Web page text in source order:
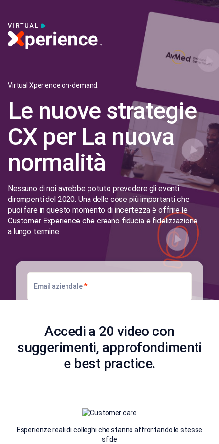
Virtual Xperience on-demand:
Le nuove strategie
CX per La nuova
normalità
Nessuno di noi avrebbe potuto prevedere gli eventi
dirompenti del 2020. Una delle cose più importanti che
puoi fare in questo momento di incertezza è offrire le
Customer Experience che creano fiducia e fidelizzazione
a lungo termine.
Email aziendale*
Desidero essere contattato/a
Accedi a 20 video con
suggerimenti, approfondimenti
e best practice.
Esperienze reali di colleghi che stanno affrontando le stesse
sfide